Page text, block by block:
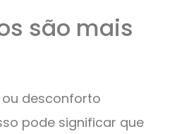
são mais
desconforto
pode significar que